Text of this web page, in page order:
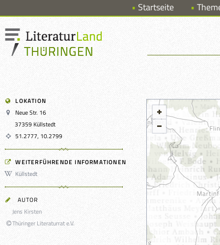
Startseite
LOKATION
Neue Str. 16
37359 Küllstedt
51.2777, 10.2799
WEITERFÜHRENDE INFORMATIONEN
Küllstedt
AUTOR
Jens Kirsten
Thüringer Literaturrat e.V.